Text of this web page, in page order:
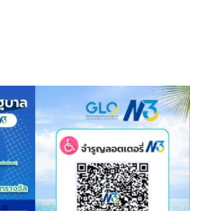
Healthy
school)
เสริม
ความ
เยาวชน
จัดการ